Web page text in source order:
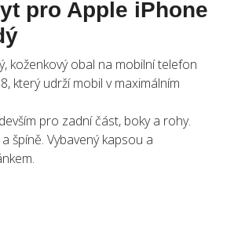
pro Apple iPhone
koženkový obal na mobilní telefon
který udrží mobil v maximálním
pro zadní část, boky a rohy.
špíně. Vybavený kapsou a